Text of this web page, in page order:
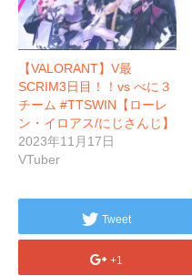
【VALORANT】V最
SCRIM3日目！！vs べに３
チーム #TTSWIN【ローレ
ン・イロアス/にじさんじ】
2023年11月17日
VTuber
Tweet
+1